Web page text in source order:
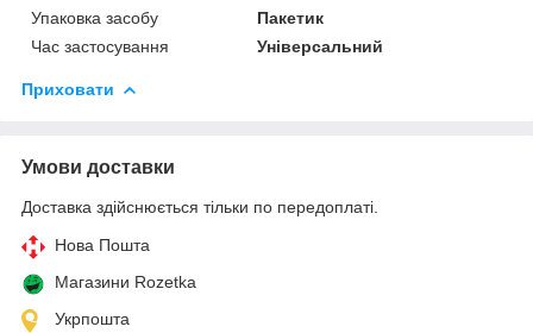
Упаковка засобу
Пакетик
Час застосування
Універсальний
Приховати
Умови доставки
Доставка здійснюється тільки по передоплаті.
Нова Пошта
Магазини Rozetka
Укрпошта